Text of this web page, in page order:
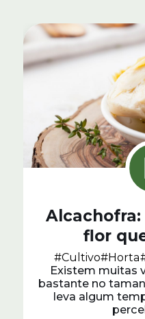
flor
#Cultivo#Horta
Existem muitas
bastante no
leva algum